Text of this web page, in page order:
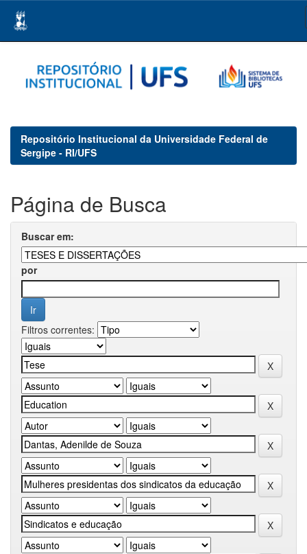
navigation
Repositório Institucional da Universidade Federal de
Sergipe - RI/UFS
Página de Busca
Buscar em:
por
Filtros correntes: